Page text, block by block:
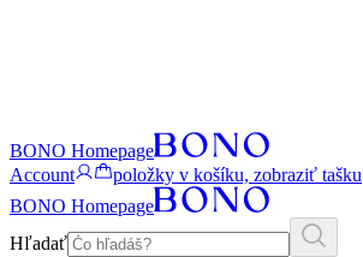
BONO Homepage
Account
položky v košíku, zobraziť tašku
BONO Homepage
Hľadať